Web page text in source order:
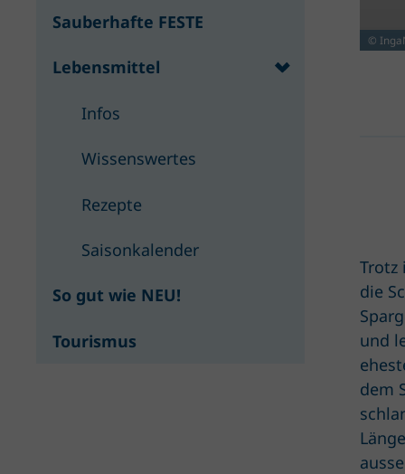
Sauberhafte FESTE
Lebensmittel
Infos
Wissenswertes
Rezepte
Saisonkalender
So gut wie NEU!
Tourismus
©
Trotz
die
und
dem